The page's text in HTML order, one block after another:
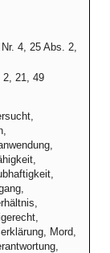
4, 25 Abs. 2,
2, 21, 49
Mord,